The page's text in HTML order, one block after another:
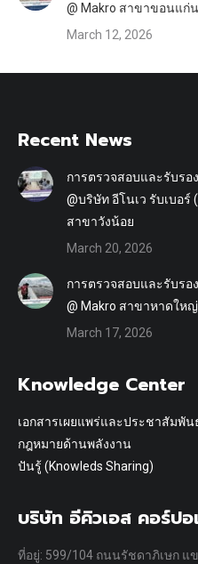
@ Makro สาขาขอนแก่น
March 12, 2026
Recent News
การตรวจสอบและรับรอ
@บริษัท อีโนเว รับเบอ
สาขาวังน้อย
March 20, 2026
การตรวจสอบและรับรอ
@ Makro สาขาหาดใหญ่
March 17, 2026
Knowledge Center
เอกสารเผยแพร่และประชาสัมพัน
กฎหมายด้านพลังงาน
ปันรู้ (Knowleds Sharing)
บริษัท อีคิวเอส คอร์ปอ
ที่อยู่: 599/104 ถนนรัชดาภิเษก แ